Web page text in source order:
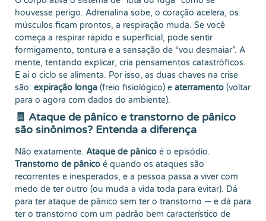
houvesse perigo. Adrenalina sobe, o coração acelera, os
músculos ficam prontos, a respiração muda. Se você
começa a respirar rápido e superficial, pode sentir
formigamento, tontura e a sensação de “vou desmaiar”. A
mente, tentando explicar, cria pensamentos catastróficos.
E aí o ciclo se alimenta. Por isso, as duas chaves na crise
são: expiração longa (freio fisiológico) e aterramento (voltar
para o agora com dados do ambiente).
🧾 Ataque de pânico e transtorno de pânico
são sinônimos? Entenda a diferença
Não exatamente. Ataque de pânico é o episódio.
Transtorno de pânico é quando os ataques são
recorrentes e inesperados, e a pessoa passa a viver com
medo de ter outro (ou muda a vida toda para evitar). Dá
para ter ataque de pânico sem ter o transtorno — e dá para
ter o transtorno com um padrão bem característico de